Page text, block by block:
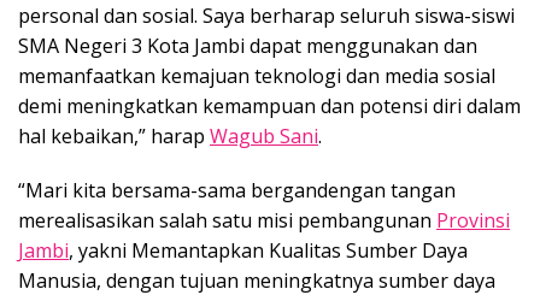
personal dan sosial. Saya berharap seluruh siswa-siswi
SMA Negeri 3 Kota Jambi dapat menggunakan dan
memanfaatkan kemajuan teknologi dan media sosial
demi meningkatkan kemampuan dan potensi diri dalam
hal kebaikan,” harap Wagub Sani.
“Mari kita bersama-sama bergandengan tangan
merealisasikan salah satu misi pembangunan Provinsi
Jambi, yakni Memantapkan Kualitas Sumber Daya
Manusia, dengan tujuan meningkatnya sumber daya